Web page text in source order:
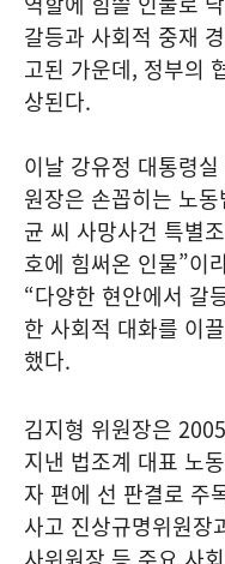
갈등과 사회적 중재
고된 가운데, 정부의
상된다.
이날 강유정 대통령
원장은 손꼽히는 노
균 씨 사망사건 특별
호에 힘써온 인물”이
“다양한 현안에서 갈
한 사회적 대화를 이
했다.
김지형 위원장은
지낸 법조계 대표 노
자 편에 선 판결로 주
사고 진상규명위원장